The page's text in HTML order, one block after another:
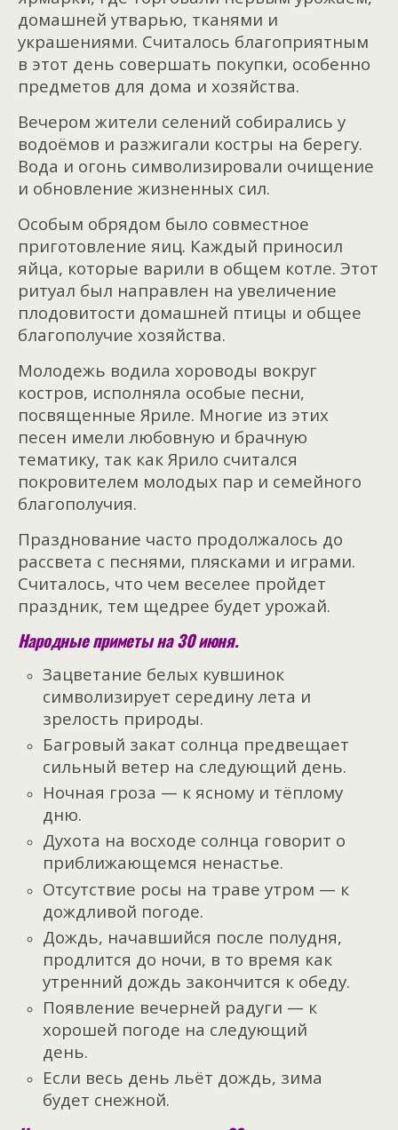
домашней утварью, тканями и
украшениями. Считалось благоприятным
в этот день совершать покупки, особенно
предметов для дома и хозяйства.
Вечером жители селений собирались у
водоёмов и разжигали костры на берегу.
Вода и огонь символизировали очищение
и обновление жизненных сил.
Особым обрядом было совместное
приготовление яиц. Каждый приносил
яйца, которые варили в общем котле. Этот
ритуал был направлен на увеличение
плодовитости домашней птицы и общее
благополучие хозяйства.
Молодежь водила хороводы вокруг
костров, исполняла особые песни,
посвященные Яриле. Многие из этих
песен имели любовную и брачную
тематику, так как Ярило считался
покровителем молодых пар и семейного
благополучия.
Празднование часто продолжалось до
рассвета с песнями, плясками и играми.
Считалось, что чем веселее пройдет
праздник, тем щедрее будет урожай.
Народные приметы на 30 июня.
Зацветание белых кувшинок
символизирует середину лета и
зрелость природы.
Багровый закат солнца предвещает
сильный ветер на следующий день.
Ночная гроза — к ясному и тёплому
дню.
Духота на восходе солнца говорит о
приближающемся ненастье.
Отсутствие росы на траве утром — к
дождливой погоде.
Дождь, начавшийся после полудня,
продлится до ночи, в то время как
утренний дождь закончится к обеду.
Появление вечерней радуги — к
хорошей погоде на следующий
день.
Если весь день льёт дождь, зима
будет снежной.